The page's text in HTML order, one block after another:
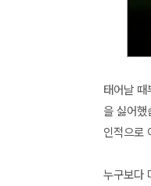
태어날
을 싫어
인적으로
누구보다